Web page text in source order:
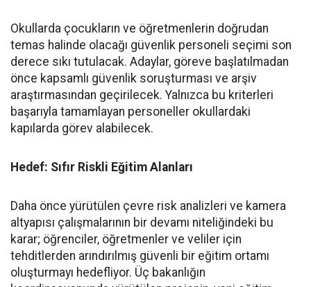
​Okullarda çocukların ve öğretmenlerin doğrudan
temas halinde olacağı güvenlik personeli seçimi son
derece sıkı tutulacak. Adaylar, göreve başlatılmadan
önce kapsamlı güvenlik soruşturması ve arşiv
araştırmasından geçirilecek. Yalnızca bu kriterleri
başarıyla tamamlayan personeller okullardaki
kapılarda görev alabilecek.
Hedef: Sıfır Riskli Eğitim Alanları
​Daha önce yürütülen çevre risk analizleri ve kamera
altyapısı çalışmalarının bir devamı niteliğindeki bu
karar; öğrenciler, öğretmenler ve veliler için
tehditlerden arındırılmış güvenli bir eğitim ortamı
oluşturmayı hedefliyor. Üç bakanlığın